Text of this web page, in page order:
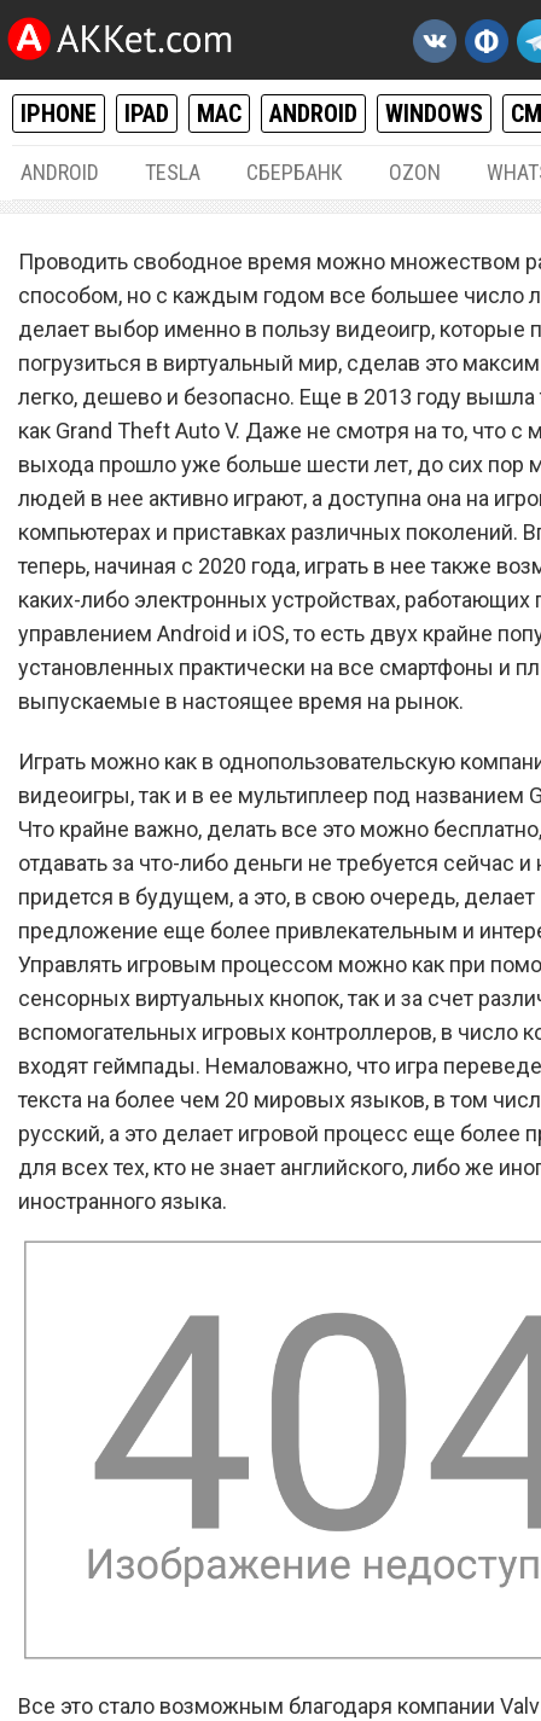
IPHONE IPAD MAC ANDROID WINDOWS
ANDROID TESLA СБЕРБАНК OZON
Grand Theft Auto V вышла
бесплатно для устройств
Android и iOS
Проводить свободное время можно множеством
способом, но с каждым годом все большее число
делает выбор именно в пользу видеоигр, которые
погрузиться в виртуальный мир, сделав это
легко, дешево и безопасно. Еще в 2013 году вышла
как Grand Theft Auto V. Даже не смотря на то, что с
выхода прошло уже больше шести лет, до сих пор
людей в нее активно играют, а доступна она на
компьютерах и приставках различных поколений.
теперь, начиная с 2020 года, играть в нее также
каких-либо электронных устройствах, работающих
управлением Android и iOS, то есть двух крайне
установленных практически на все смартфоны и
выпускаемые в настоящее время на рынок.
Играть можно как в однопользовательскую
видеоигры, так и в ее мультиплеер под названием
Что крайне важно, делать все это можно
отдавать за что-либо деньги не требуется сейчас и
придется в будущем, а это, в свою очередь, делает
предложение еще более привлекательным и
Управлять игровым процессом можно как при
сенсорных виртуальных кнопок, так и за счет
вспомогательных игровых контроллеров, в число
входят геймпады. Немаловажно, что игра
текста на более чем 20 мировых языков, в том
русский, а это делает игровой процесс еще более
для всех тех, кто не знает английского, либо же
иностранного языка.
Все это стало возможным благодаря компании